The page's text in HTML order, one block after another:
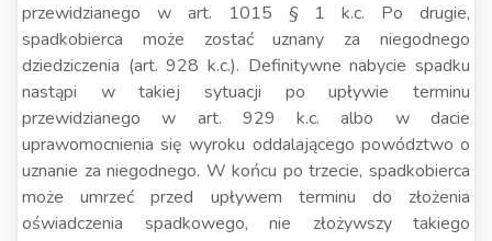
przewidzianego w art. 1015 § 1 k.c. Po drugie,
spadkobierca może zostać uznany za niegodnego
dziedziczenia (art. 928 k.c.). Definitywne nabycie spadku
nastąpi w takiej sytuacji po upływie terminu
przewidzianego w art. 929 k.c. albo w dacie
uprawomocnienia się wyroku oddalającego powództwo o
uznanie za niegodnego. W końcu po trzecie, spadkobierca
może umrzeć przed upływem terminu do złożenia
oświadczenia spadkowego, nie złożywszy takiego